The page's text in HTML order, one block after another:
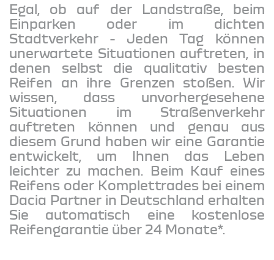
Egal, ob auf der Landstraße, beim
Einparken oder im dichten
Stadtverkehr - Jeden Tag können
unerwartete Situationen auftreten, in
denen selbst die qualitativ besten
Reifen an ihre Grenzen stoßen. Wir
wissen, dass unvorhergesehene
Situationen im Straßenverkehr
auftreten können und genau aus
diesem Grund haben wir eine Garantie
entwickelt, um Ihnen das Leben
leichter zu machen. Beim Kauf eines
Reifens oder Komplettrades bei einem
Dacia Partner in Deutschland erhalten
Sie automatisch eine kostenlose
Reifengarantie über 24 Monate*.